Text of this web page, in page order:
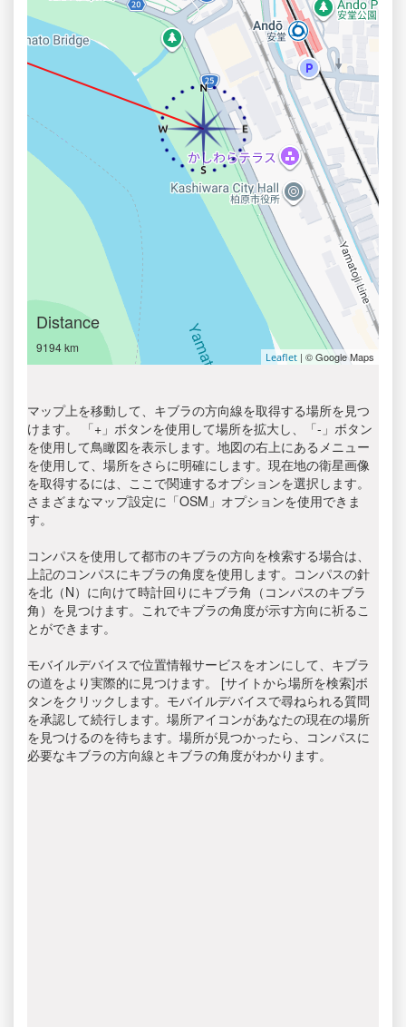
Distance
9194 km
Leaflet | © Google Maps
マップ上を移動して、キブラの方向線を取得する場所を見つ
けます。 「+」ボタンを使用して場所を拡大し、「-」ボタン
を使用して鳥瞰図を表示します。地図の右上にあるメニュー
を使用して、場所をさらに明確にします。現在地の衛星画像
を取得するには、ここで関連するオプションを選択します。
さまざまなマップ設定に「OSM」オプションを使用できま
す。
コンパスを使用して都市のキブラの方向を検索する場合は、
上記のコンパスにキブラの角度を使用します。コンパスの針
を北（N）に向けて時計回りにキブラ角（コンパスのキブラ
角）を見つけます。これでキブラの角度が示す方向に祈るこ
とができます。
モバイルデバイスで位置情報サービスをオンにして、キブラ
の道をより実際的に見つけます。 [サイトから場所を検索]ボ
タンをクリックします。モバイルデバイスで尋ねられる質問
を承認して続行します。場所アイコンがあなたの現在の場所
を見つけるのを待ちます。場所が見つかったら、コンパスに
必要なキブラの方向線とキブラの角度がわかります。